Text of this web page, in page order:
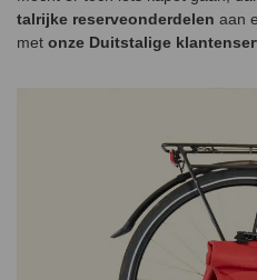
talrijke reserveonderdelen aan
met onze Duitstalige